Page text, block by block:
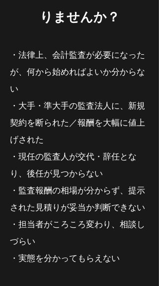
りませんか？
・法律上、会計監査が必要になった
が、何から始めればよいか分からな
い
・大手・準大手の監査法人に、新規
契約を断られた／報酬を大幅に値上
げされた
・現任の監査人が交代・辞任とな
り、後任が見つからない
・監査報酬の相場が分からず、提示
された見積りが妥当か判断できない
・担当者がころころ変わり、相談し
づらい
・実態を分かってもらえない